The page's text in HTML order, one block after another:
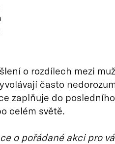
o rozdílech mezi
často
zaplňuje do
celém světě.
o pořádané akci pro